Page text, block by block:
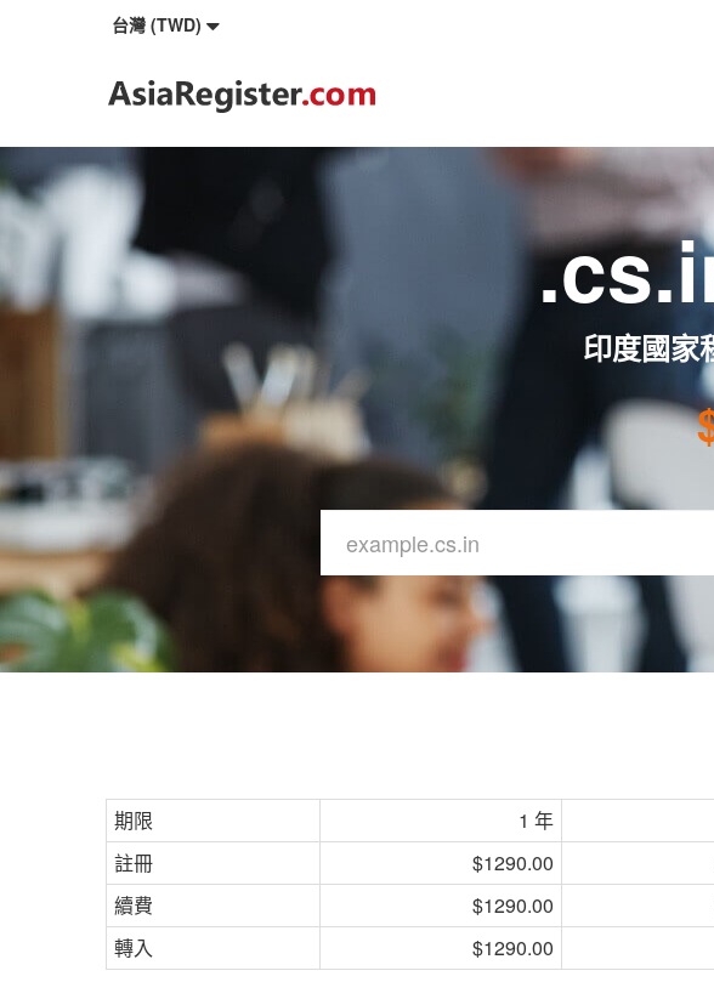
台灣 (TWD)
印度國家
期限 1 年
註冊
$1290.00
續費
$1290.00
轉入
$1290.00